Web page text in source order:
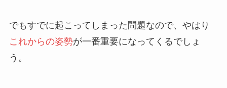
でもすでに起こってしまった問題なので、やはり
これからの姿勢が一番重要になってくるでしょ
う。